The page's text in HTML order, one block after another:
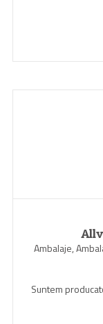
Ambalaje,
Suntem